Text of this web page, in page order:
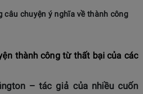
câu chuyện ý nghĩa về thành công
thành công từ thất bại của các
– tác giả của nhiều cuốn